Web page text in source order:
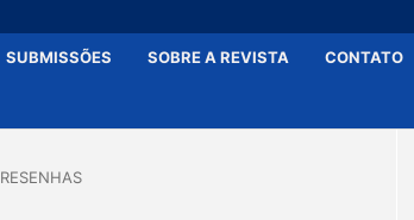
SUBMISSÕES SOBRE A REVISTA CONTATO
RESENHAS